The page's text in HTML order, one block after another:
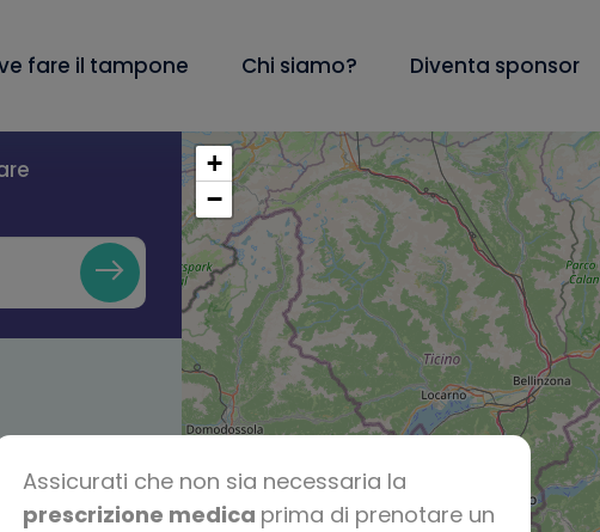
Assicurati che non sia necessaria la
prescrizione medica prima di prenotare un
fare il tampone Chi siamo? Diventa sponsor
+
−